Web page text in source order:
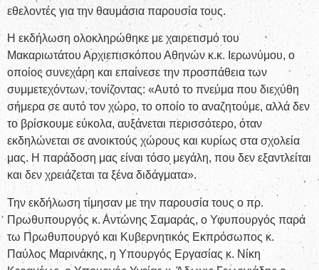
εθελοντές για την θαυμάσια παρουσία τους.
Η εκδήλωση ολοκληρώθηκε με χαιρετισμό του
Μακαριωτάτου Αρχιεπισκόπου Αθηνών κ.κ. Ιερωνύμου, ο
οποίος συνεχάρη και επαίνεσε την προσπάθεια των
συμμετεχόντων, τονίζοντας: «Αυτό το πνεύμα που διεχύθη
σήμερα σε αυτό τον χώρο, το οποίο το αναζητούμε, αλλά δεν
το βρίσκουμε εύκολα, αυξάνεται περισσότερο, όταν
εκδηλώνεται σε ανοικτούς χώρους και κυρίως στα σχολεία
μας. Η παράδοση μας είναι τόσο μεγάλη, που δεν εξαντλείται
και δεν χρειάζεται τα ξένα διδάγματα».
Την εκδήλωση τίμησαν με την παρουσία τους ο πρ.
Πρωθυπουργός κ. Αντώνης Σαμαράς, ο Υφυπουργός παρά
τω Πρωθυπουργό και Κυβερνητικός Εκπρόσωπος κ.
Παύλος Μαρινάκης, η Υπουργός Εργασίας κ. Νίκη